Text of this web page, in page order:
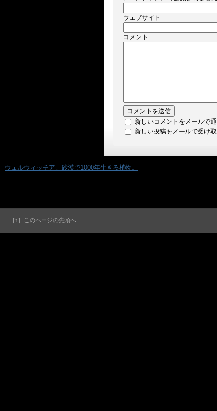
ウェブサイト
コメント
新しいコメントをメールで
新しい投稿をメールで受け
ウェルウィッチア。砂漠で1000年生きる植物。
［↑］このページの先頭へ